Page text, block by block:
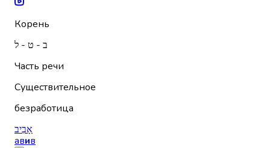
Корень
ב - ט - ל
Часть речи
Существительное
безработица
אָבִיב
авив